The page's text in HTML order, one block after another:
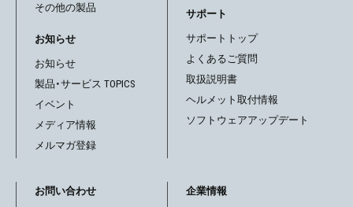
その他の製品
お知らせ
お知らせ
製品・サービス TOPICS
イベント
メディア情報
メルマガ登録
サポート
サポートトップ
よくあるご質問
取扱説明書
ヘルメット取付情報
ソフトウェアアップデート
お問い合わせ 企業情報